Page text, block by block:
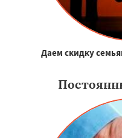
Даем скидку